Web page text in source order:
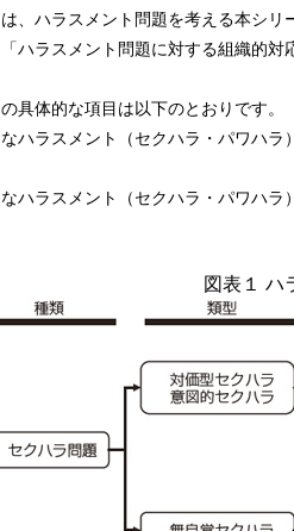
、ハラスメント問題を考える本シリ
ハラスメント問題に対する組織的対
具体的な項目は以下のとおりです。
ハラスメント（セクハラ・パワハラ
ハラスメント（セクハラ・パワハラ
図表１ ハ